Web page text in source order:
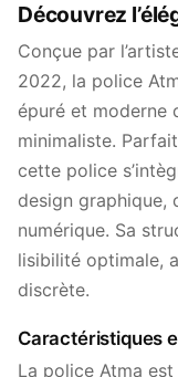
Découvrez
Conçue par
2022, la police
épuré et moderne
minimaliste.
cette police
design graphique,
numérique. Sa
lisibilité optimale,
discrète.
Caractéristiques
La police Atma